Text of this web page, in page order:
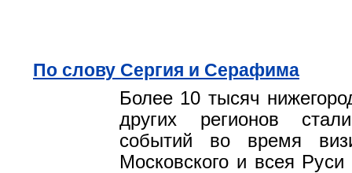
По слову Сергия и Серафима
Более 10 тысяч
других регионов
событий во время
Московского и всея